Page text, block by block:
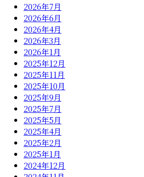
2026年7月
2026年6月
2026年4月
2026年3月
2026年1月
2025年12月
2025年11月
2025年10月
2025年9月
2025年7月
2025年5月
2025年4月
2025年2月
2025年1月
2024年12月